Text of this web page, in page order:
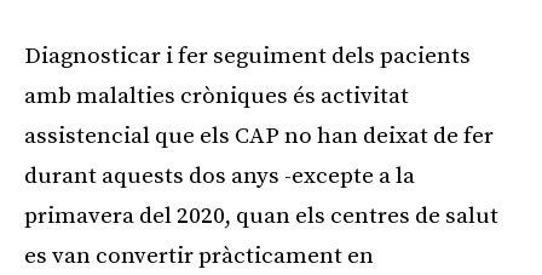
Diagnosticar i fer seguiment dels pacients
amb malalties cròniques és activitat
assistencial que els CAP no han deixat de fer
durant aquests dos anys -excepte a la
primavera del 2020, quan els centres de salut
es van convertir pràcticament en